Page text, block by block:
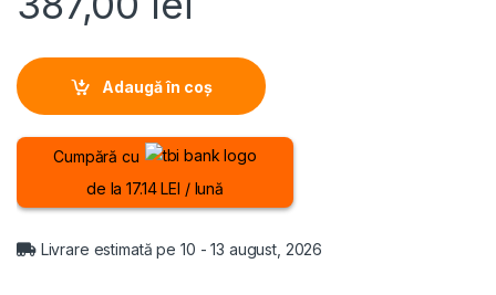
Adaugă în coș
Cumpără cu
de la 17.14 LEI / lună
Livrare estimată pe 10 - 13 august, 2026